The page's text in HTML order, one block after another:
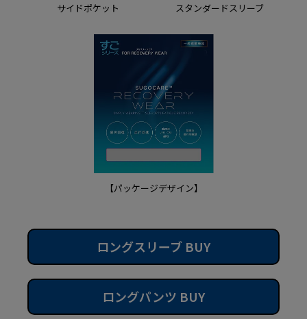
サイドポケット スタンダードスリーブ
【パッケージデザイン】
ロングスリーブ BUY
ロングパンツ BUY